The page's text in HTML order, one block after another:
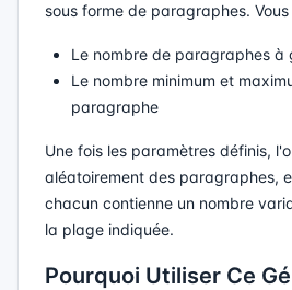
sous forme de paragraphes.
Le nombre de paragraphes à
Le nombre minimum et
paragraphe
Une fois les paramètres définis,
aléatoirement des paragraphes,
chacun contienne un nombre
la plage indiquée.
Pourquoi Utiliser Ce